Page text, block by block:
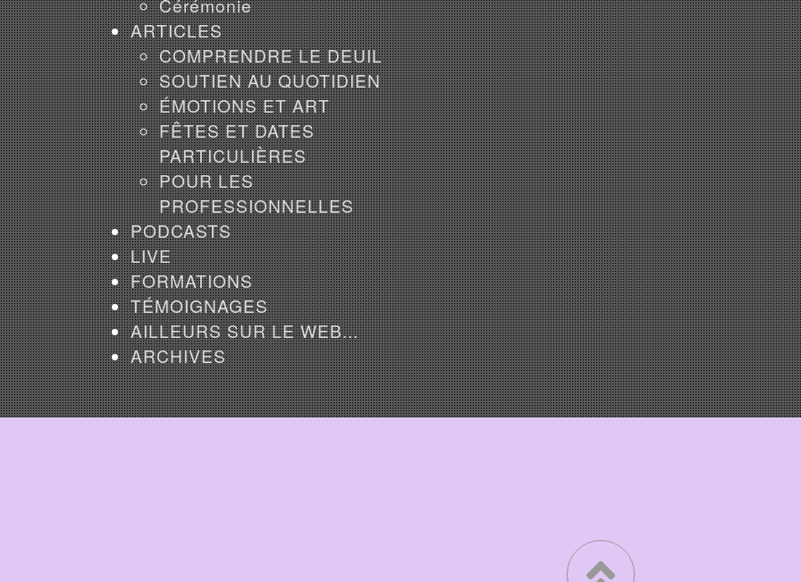
Cérémonie
ARTICLES
COMPRENDRE LE DEUIL
SOUTIEN AU QUOTIDIEN
ÉMOTIONS ET ART
FÊTES ET DATES
PARTICULIÈRES
POUR LES
PROFESSIONNELLES
PODCASTS
LIVE
FORMATIONS
TÉMOIGNAGES
AILLEURS SUR LE WEB...
ARCHIVES